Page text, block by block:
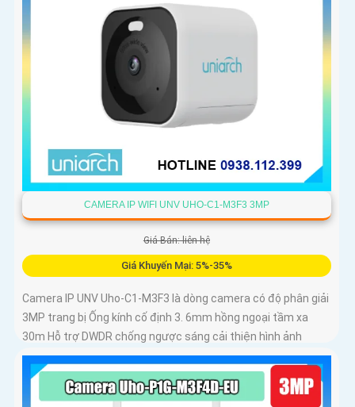
CAMERA IP WIFI UNV UHO-C1-M3F3 3MP
Giá Bán: liên hệ
Giá Khuyến Mại: 5%-35%
Camera IP UNV Uho-C1-M3F3 là dòng camera có độ phân giải
3MP trang bị Ống kính cố định 3. 6mm hồng ngoại tầm xa
30m Hỗ trợ DWDR chống ngược sáng cải thiện hình ảnh